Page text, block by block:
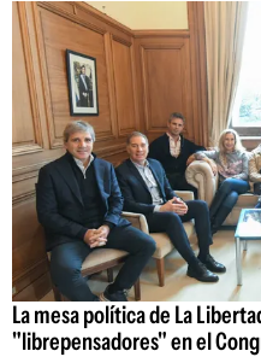
La mesa política de La
"librepensadores" en el